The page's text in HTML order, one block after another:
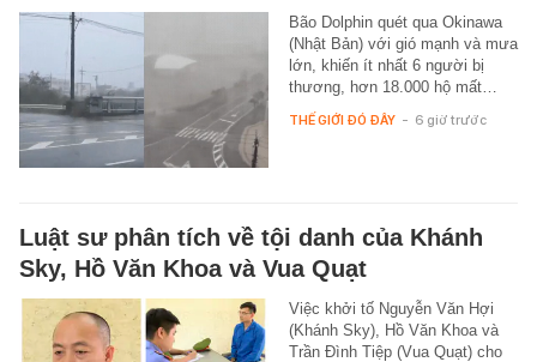
Bão Dolphin quét qua Okinawa
(Nhật Bản) với gió mạnh và mưa
lớn, khiến ít nhất 6 người bị
thương, hơn 18.000 hộ mất…
THẾ GIỚI ĐÓ ĐÂY - 6 giờ trước
Luật sư phân tích về tội danh của Khánh
Sky, Hồ Văn Khoa và Vua Quạt
Việc khởi tố Nguyễn Văn Hợi
(Khánh Sky), Hồ Văn Khoa và
Trần Đình Tiệp (Vua Quạt) cho